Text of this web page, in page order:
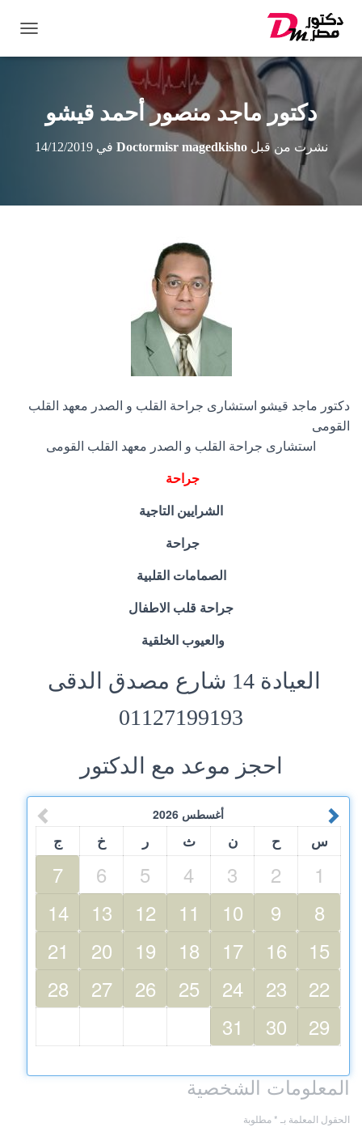
ب
دكتور ماجد منصور أحمد قيشو
نشرت من قبلDoctormisr magedkisho في14/12/2019
دكتور ماجد قيشو استشارى جراحة القلب و الصدر معهد القلب
القومى
استشارى جراحة القلب و الصدر معهد القلب القومى
جراحة
الشرايين التاجية
جراحة
الصمامات القلبية
جراحة قلب الاطفال
والعيوب الخلقية
العيادة 14 شارع مصدق الدقى
01127199193
احجز موعد مع الدكتور
أغسطس 2026
س ح ن ث ر خ ج
1
2
3
4
5
6
7
8
9
10
11
12
13
14
15
16
17
18
19
20
21
22
23
24
25
26
27
28
29
30
31
المعلومات الشخصية
الحقول المعلمة بـ * مطلوبة